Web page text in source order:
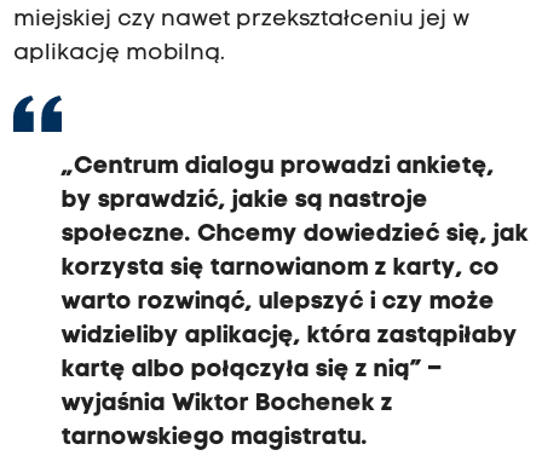
miejskiej czy nawet przekształceniu jej w
aplikację mobilną.
„Centrum dialogu prowadzi ankietę,
by sprawdzić, jakie są nastroje
społeczne. Chcemy dowiedzieć się, jak
korzysta się tarnowianom z karty, co
warto rozwinąć, ulepszyć i czy może
widzieliby aplikację, która zastąpiłaby
kartę albo połączyła się z nią” –
wyjaśnia Wiktor Bochenek z
tarnowskiego magistratu.